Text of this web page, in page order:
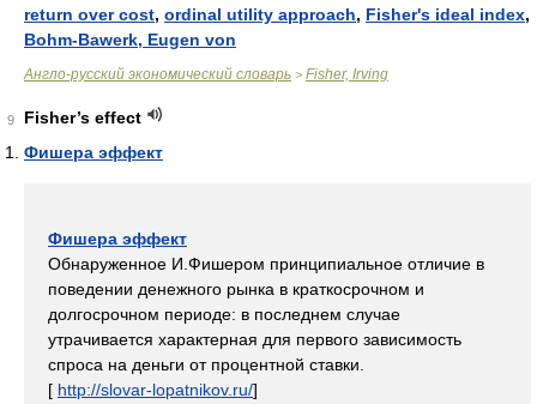
return over cost, ordinal utility approach, Fisher's ideal index,
Bohm-Bawerk, Eugen von
Англо-русский экономический словарь > Fisher, Irving
9
Fisher’s effect
Фишера эффект
Фишера эффект
Обнаруженное И.Фишером принципиальное отличие в
поведении денежного рынка в краткосрочном и
долгосрочном периоде: в последнем случае
утрачивается характерная для первого зависимость
спроса на деньги от процентной ставки.
[ http://slovar-lopatnikov.ru/]